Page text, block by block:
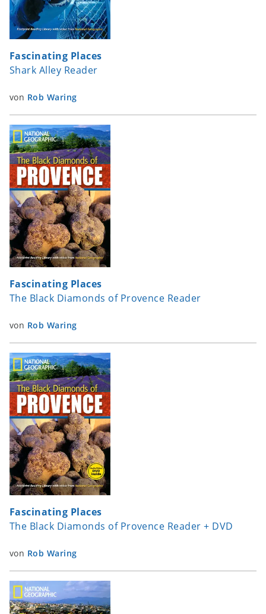
Fascinating Places
Shark Alley Reader
von Rob Waring
Fascinating Places
The Black Diamonds of Provence Reader
von Rob Waring
Fascinating Places
The Black Diamonds of Provence Reader + DVD
von Rob Waring